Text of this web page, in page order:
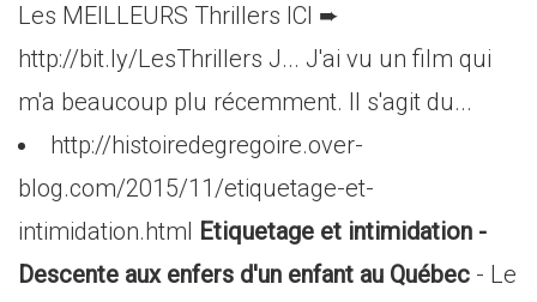
Les MEILLEURS Thrillers ICI ➨
http://bit.ly/LesThrillers J... J'ai vu un film qui
m'a beaucoup plu récemment. Il s'agit du...
http://histoiredegregoire.over-
blog.com/2015/11/etiquetage-et-
intimidation.html Etiquetage et intimidation -
Descente aux enfers d'un enfant au Québec - Le